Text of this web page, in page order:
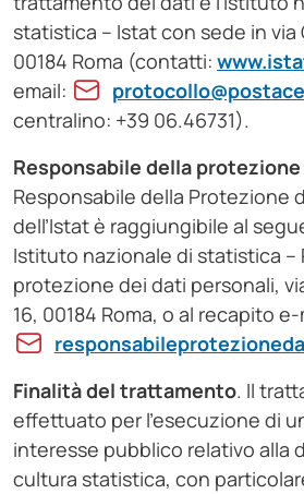
statistica – Istat con sede in via
00184 Roma (contatti:
email:
centralino: +39 06.46731).
Responsabile della
Responsabile della Protezione
dell’Istat è raggiungibile al
Istituto nazionale di statistica –
protezione dei dati personali,
16, 00184 Roma, o al recapito e-
Finalità del trattamento. Il
effettuato per l’esecuzione di
interesse pubblico relativo alla
cultura statistica, con